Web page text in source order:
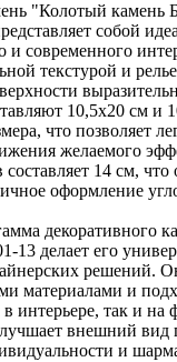
"Колотый камень
собой
и современного
текстурой и
10,5х20 см и
что позволяет
желаемого
14 см, что
оформление
декоративного
13 делает его
решений.
материалами и
интерьере, так и на
внешний
и